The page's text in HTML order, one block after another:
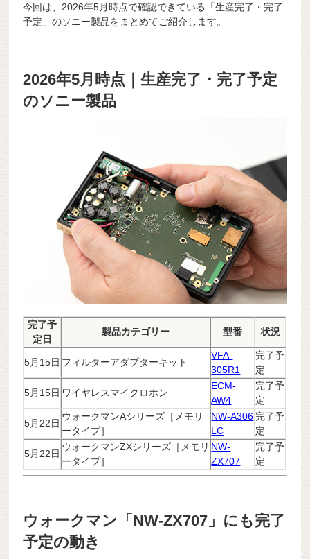
今回は、2026年5月時点で確認できている「生産完了・完了
予定」のソニー製品をまとめてご紹介します。
2026年5月時点｜生産完了・完了予定
のソニー製品
完了予
定日
製品カテゴリー 型番 状況
5月15日 フィルターアダプターキット
VFA-
305R1
完了予
定
5月15日 ワイヤレスマイクロホン
ECM-
AW4
完了予
定
5月22日
ウォークマンAシリーズ［メモリ
ータイプ］
NW-A306
LC
完了予
定
5月22日
ウォークマンZXシリーズ［メモリ
ータイプ］
NW-
ZX707
完了予
定
ウォークマン「NW-ZX707」にも完了
予定の動き